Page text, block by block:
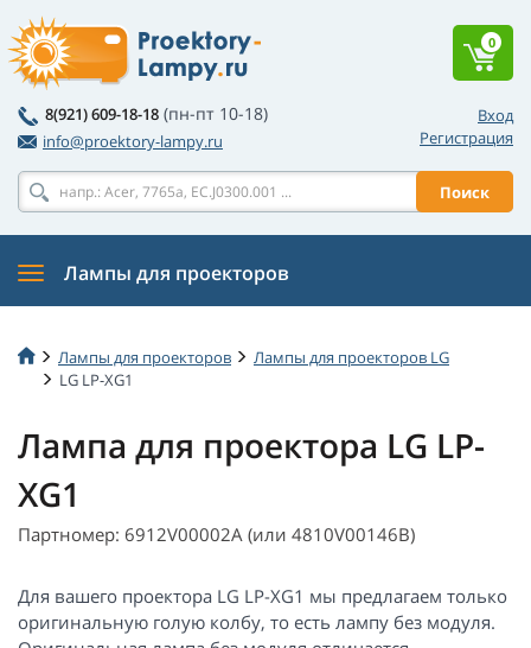
Вход
Регистрация
8(921) 609-18-18 (пн-пт 10-18)
info@proektory-lampy.ru
Поиск
0
Лампы для проекторов
Лампы для проекторов
Лампы для проекторов LG
LG LP-XG1
Лампа для проектора LG LP-
XG1
Партномер: 6912V00002A (или 4810V00146B)
Для вашего проектора LG LP-XG1 мы предлагаем только
оригинальную голую колбу, то есть лампу без модуля.